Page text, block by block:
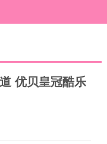
优贝皇冠酷乐